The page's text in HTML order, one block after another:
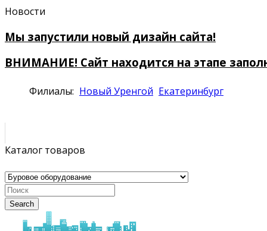
Новости
Мы запустили новый дизайн сайта!
ВНИМАНИЕ! Сайт находится на этапе
Филиалы: Новый Уренгой Екатеринбург
Каталог товаров
Search